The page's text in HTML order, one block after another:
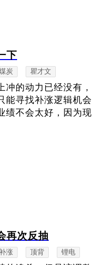
下
炭 瞿才文
冲的动力已经没有
能寻找补涨逻辑机
绩不会太好，因为
再次反抽
涨 顶背 锂电